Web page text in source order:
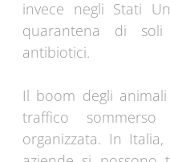
invece negli Stati
quarantena di
antibiotici.
Il boom degli
traffico
organizzata. In